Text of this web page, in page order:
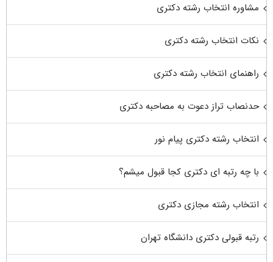
مشاوره انتخاب رشته دکتری
نکات انتخاب رشته دکتری
راهنمای انتخاب رشته دکتری
حدنصاب تراز دعوت به مصاحبه دکتری
انتخاب رشته دکتری پیام نور
با چه رتبه ای دکتری کجا قبول میشم؟
انتخاب رشته مجازی دکتری
رتبه قبولی دکتری دانشگاه تهران